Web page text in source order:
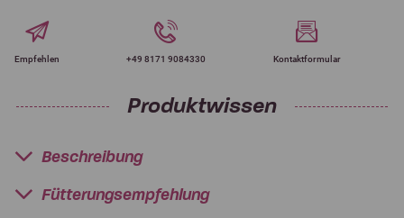
Empfehlen +49 8171 9084330 Kontaktformular
Produktwissen
Beschreibung
Fütterungsempfehlung